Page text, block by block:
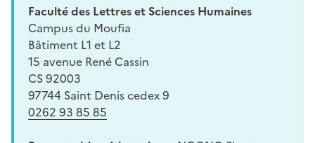
Faculté des Lettres et Sciences Humaines
Campus du Moufia
Bâtiment L1 et L2
15 avenue René Cassin
CS 92003
97744 Saint Denis cedex 9
0262 93 85 85